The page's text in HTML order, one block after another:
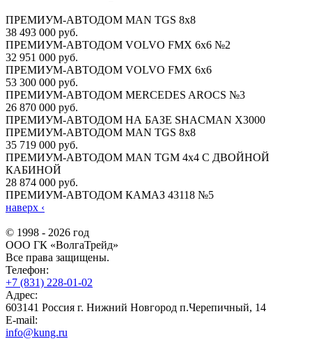
ПРЕМИУМ-АВТОДОМ MAN TGS 8х8
38 493 000 руб.
ПРЕМИУМ-АВТОДОМ VOLVO FMX 6x6 №2
32 951 000 руб.
ПРЕМИУМ-АВТОДОМ VOLVO FMX 6x6
53 300 000 руб.
ПРЕМИУМ-АВТОДОМ MERCEDES AROCS №3
26 870 000 руб.
ПРЕМИУМ-АВТОДОМ НА БАЗЕ SHACMAN X3000
ПРЕМИУМ-АВТОДОМ MAN TGS 8х8
35 719 000 руб.
ПРЕМИУМ-АВТОДОМ MAN TGM 4х4 С ДВОЙНОЙ
КАБИНОЙ
28 874 000 руб.
ПРЕМИУМ-АВТОДОМ КАМАЗ 43118 №5
наверх ‹
© 1998 - 2026 год
ООО ГК «ВолгаТрейд»
Все права защищены.
Телефон:
+7 (831) 228-01-02
Адрес:
603141 Россия г. Нижний Новгород п.Черепичный, 14
E-mail:
info@kung.ru